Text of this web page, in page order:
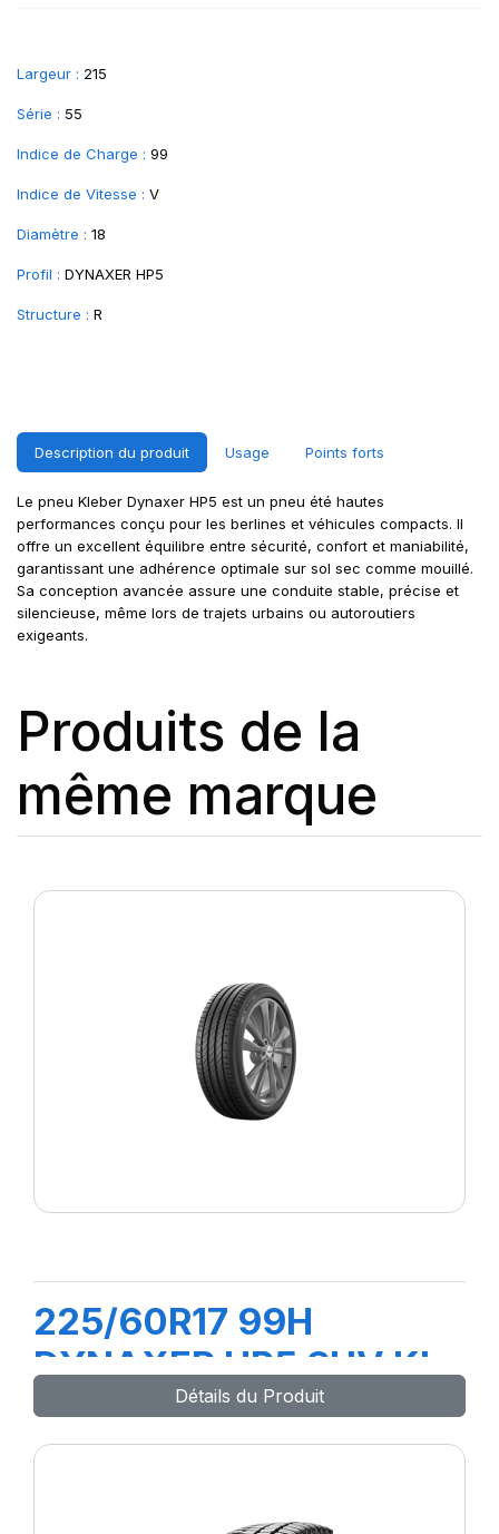
Largeur : 215
Série : 55
Indice de Charge : 99
Indice de Vitesse : V
Diamètre : 18
Profil : DYNAXER HP5
Structure : R
Description du produit Usage Points forts
Le pneu Kleber Dynaxer HP5 est un pneu été hautes
performances conçu pour les berlines et véhicules compacts. Il
offre un excellent équilibre entre sécurité, confort et maniabilité,
garantissant une adhérence optimale sur sol sec comme mouillé.
Sa conception avancée assure une conduite stable, précise et
silencieuse, même lors de trajets urbains ou autoroutiers
exigeants.
Produits de la
même marque
225/60R17 99H
DYNAXER HP5 SUV KL
Détails du Produit